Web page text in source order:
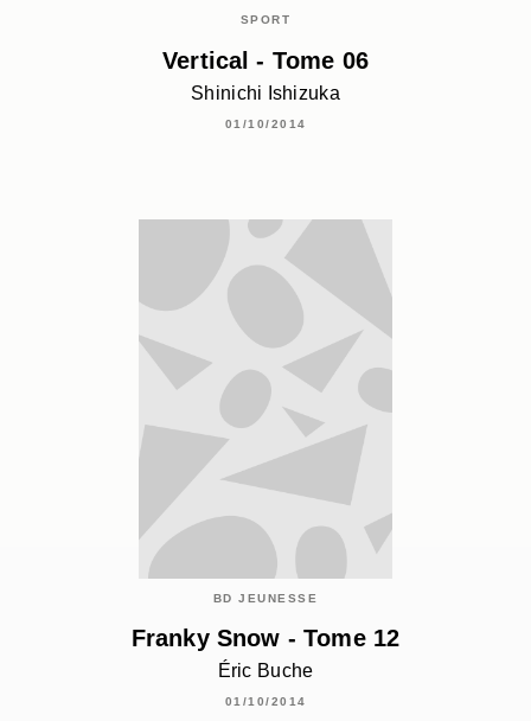
SPORT
Vertical - Tome 06
Shinichi Ishizuka
01/10/2014
BD JEUNESSE
Franky Snow - Tome 12
Éric Buche
01/10/2014